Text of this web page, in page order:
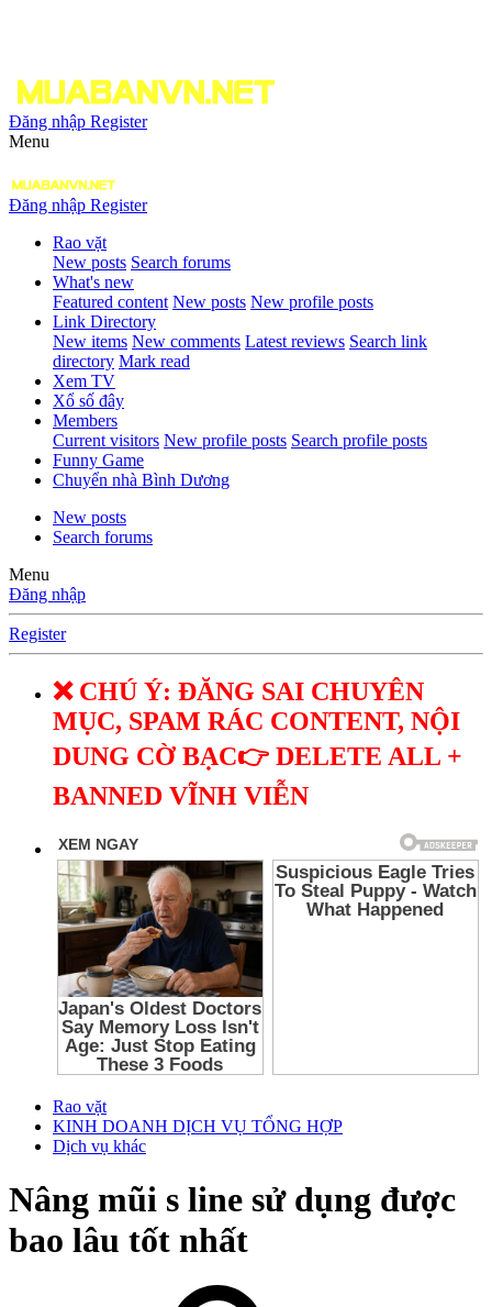
Đăng nhập Register
Menu
Đăng nhập Register
Rao vặt
New posts Search forums
What's new
Featured content New posts New profile posts
Link Directory
New items New comments Latest reviews Search link
directory Mark read
Xem TV
Xổ số đây
Members
Current visitors New profile posts Search profile posts
Funny Game
Chuyển nhà Bình Dương
New posts
Search forums
Menu
Đăng nhập
Register
❌ CHÚ Ý: ĐĂNG SAI CHUYÊN
MỤC, SPAM RÁC CONTENT, NỘI
DUNG CỜ BẠC👉 DELETE ALL +
BANNED VĨNH VIỄN
Rao vặt
KINH DOANH DỊCH VỤ TỔNG HỢP
Dịch vụ khác
Nâng mũi s line sử dụng được
bao lâu tốt nhất